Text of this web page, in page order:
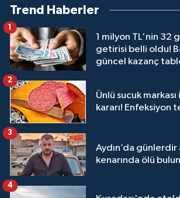
Trend Haberler
1 milyon TL'nin 32
getirisi belli oldu!
güncel kazanç
1
Ünlü sucuk
kararı! Enfeksiyon
2
Aydın’da günlerdir
kenarında ölü
3
4